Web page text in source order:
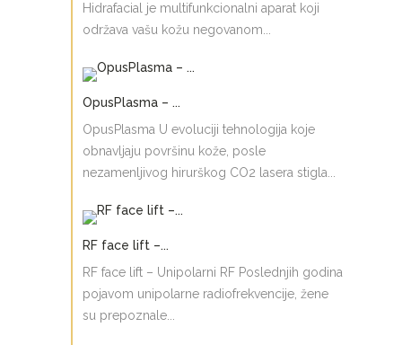
Hidrafacial je multifunkcionalni aparat koji
održava vašu kožu negovanom...
OpusPlasma – ...
OpusPlasma U evoluciji tehnologija koje
obnavljaju površinu kože, posle
nezamenljivog hirurškog CO2 lasera stigla...
RF face lift –...
RF face lift – Unipolarni RF Poslednjih godina
pojavom unipolarne radiofrekvencije, žene
su prepoznale...